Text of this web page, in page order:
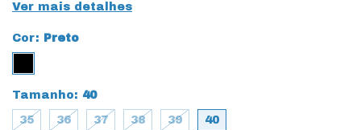
Ver mais detalhes
Cor: Preto
Tamanho: 40
35 36 37 38 39 40